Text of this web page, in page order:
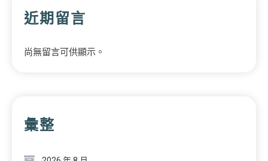
近期留言
尚無留言可供顯示。
彙整